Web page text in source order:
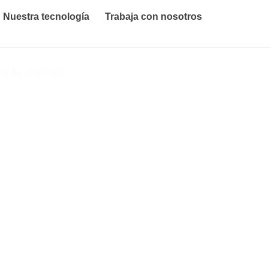
Nuestra tecnología Trabaja con nosotros